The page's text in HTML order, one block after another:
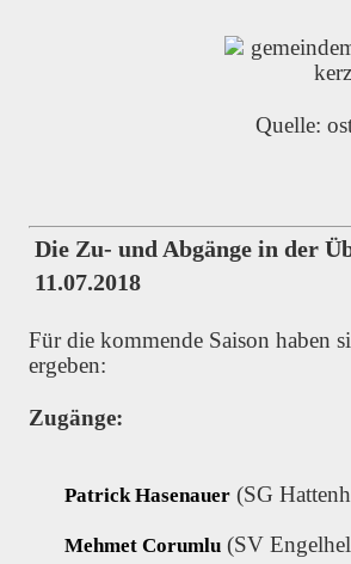
Quelle:
Die Zu- und Abgänge in der
11.07.2018
Für die kommende Saison haben
ergeben:
Zugänge:
Patrick Hasenauer (SG
Mehmet Corumlu (SV